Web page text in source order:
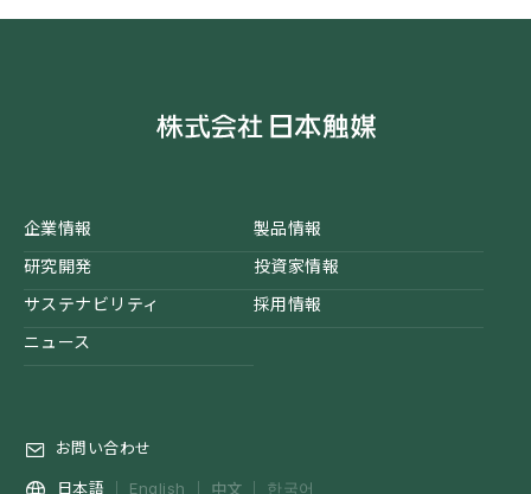
企業情報
製品情報
研究開発
投資家情報
サステナビリティ
採用情報
ニュース
お問い合わせ
日本語 English 中文 한국어